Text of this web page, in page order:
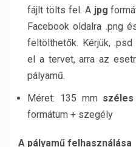
fájlt tölts fel. A jpg
Facebook oldalra .png
feltölthetők. Kérjük,
el a tervet, arra az
pályamű.
Méret: 135 mm széles
formátum + szegély
A pályamű felhasználása